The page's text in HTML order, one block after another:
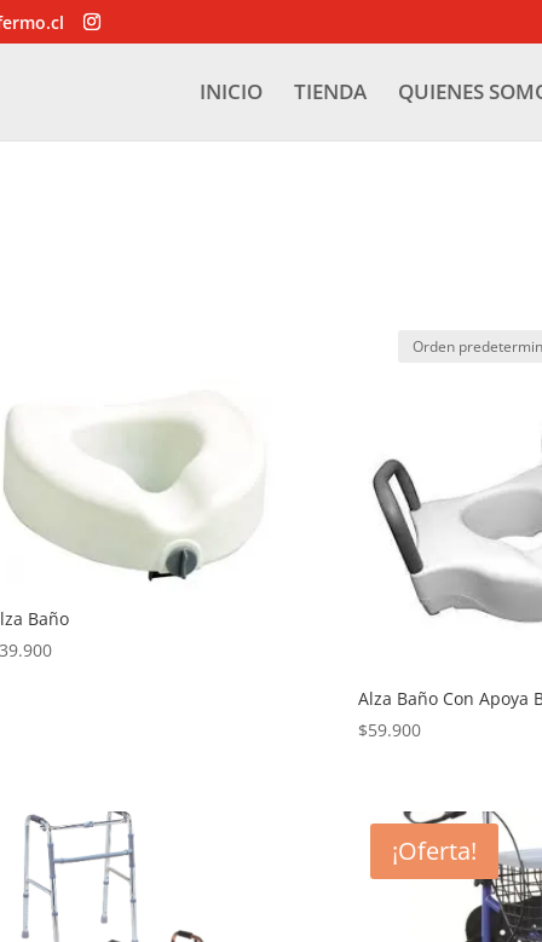
INICIO TIENDA QUIENES
Baño
39.900
Alza Baño Con Apoya
$59.900
¡Oferta!